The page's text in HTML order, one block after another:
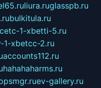
liura.ruglasspb.ru
bulkitula.ru
1-xbetti-5.ru
1-xbetcc-2.ru
accounts112.ru
hahahaharms.ru
ev-gallery.ru